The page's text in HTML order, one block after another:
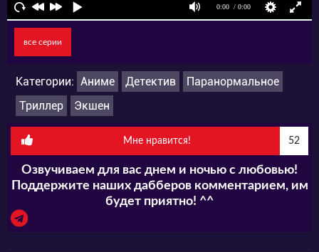
все серии
Категории: Аниме Детектив
Паранормальное
Триллер
Экшен
Мне нравится! 52
Озвучиваем для вас днем и ночью с любовью!
Поддержите наших дабберов комментарием, им
будет приятно! ^^